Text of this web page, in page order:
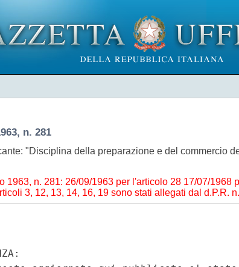
n. 281
"Disciplina della preparazione e del commercio
n. 281: 26/09/1963 per l'articolo 28 17/07/1968
3, 12, 13, 14, 16, 19 sono stati allegati dal d.P.R.